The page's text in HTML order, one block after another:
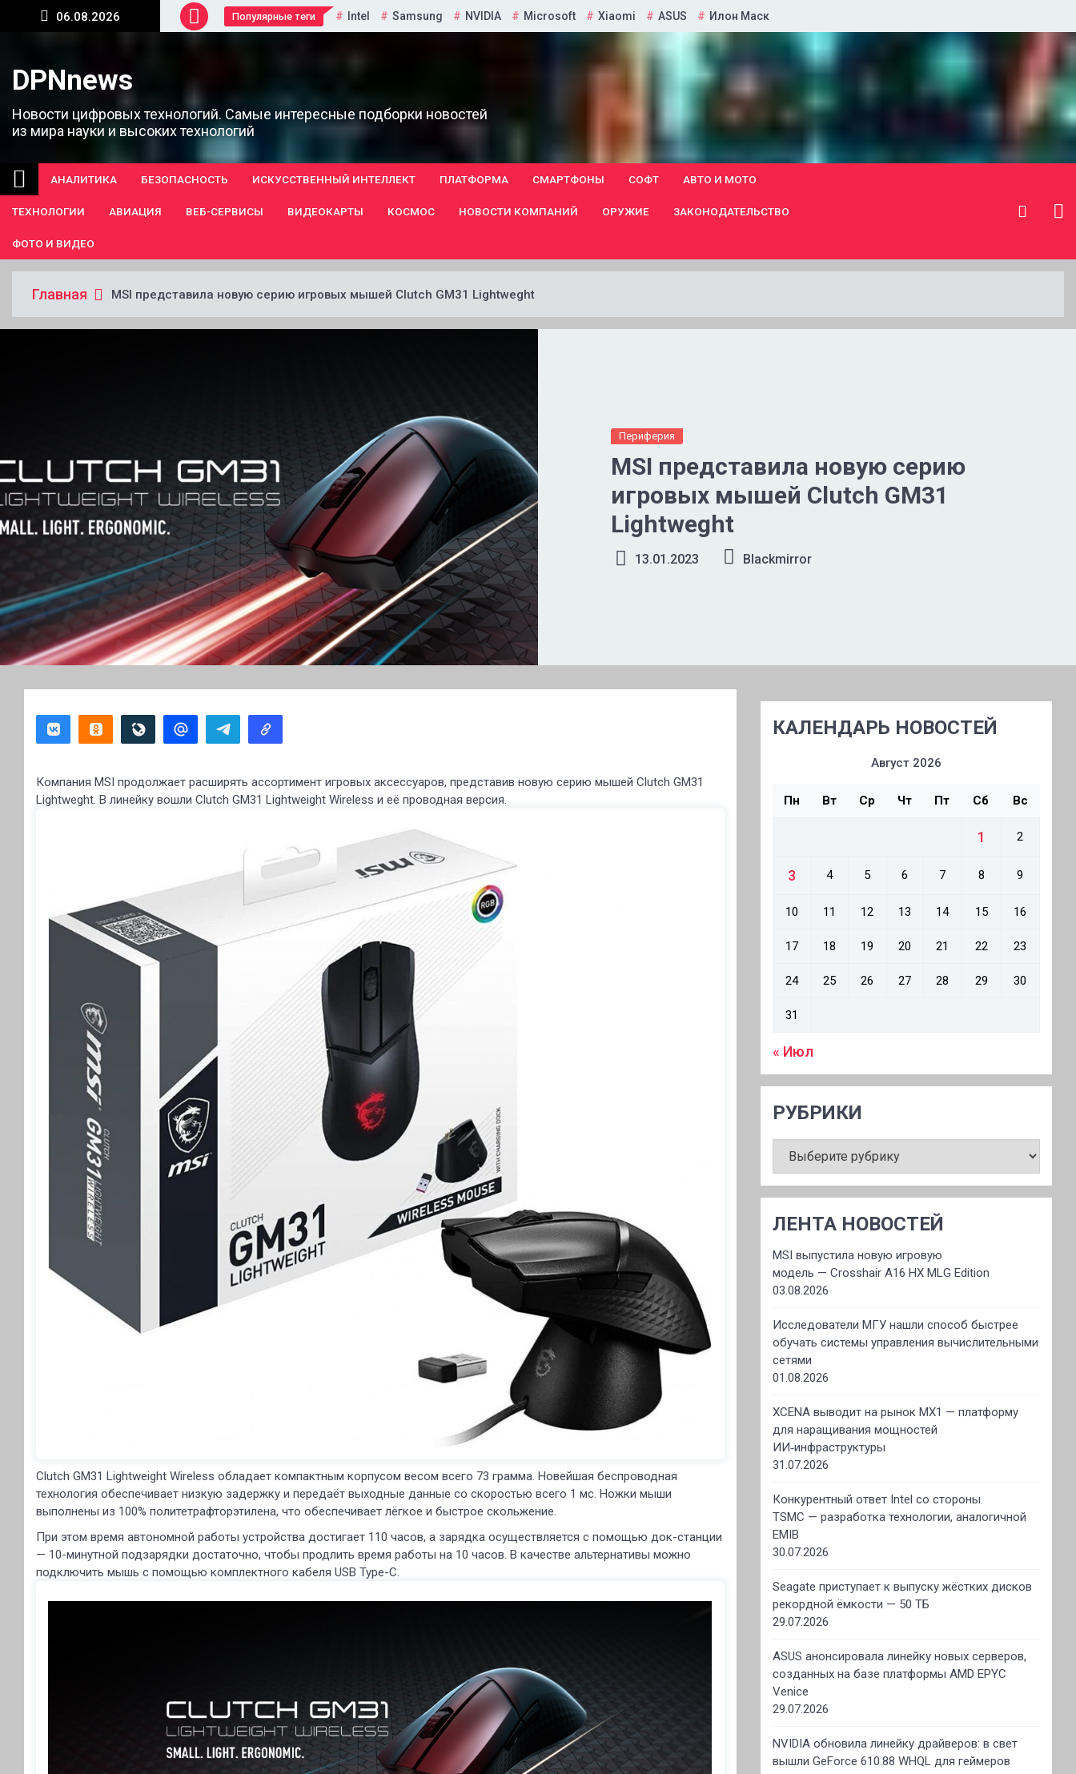
Перейти
06.08.2026 Популярные теги Intel Samsung NVIDIA Microsoft Xiaomi ASUS Илон Маск
DPNnews
Новости цифровых технологий. Самые интересные подборки новостей
из мира науки и высоких технологий
АНАЛИТИКА БЕЗОПАСНОСТЬ ИСКУССТВЕННЫЙ ИНТЕЛЛЕКТ ПЛАТФОРМА СМАРТФОНЫ СОФТ АВТО И МОТО
ТЕХНОЛОГИИ АВИАЦИЯ ВЕБ-СЕРВИСЫ ВИДЕОКАРТЫ КОСМОС НОВОСТИ КОМПАНИЙ ОРУЖИЕ ЗАКОНОДАТЕЛЬСТВО
ФОТО И ВИДЕО
Главная MSI представила новую серию игровых мышей Clutch GM31 Lightweght
Периферия
MSI представила новую серию
игровых мышей Clutch GM31
Lightweght
13.01.2023 Blackmirror
Компания MSI продолжает расширять ассортимент игровых аксессуаров, представив новую серию мышей Clutch GM31
Lightweght. В линейку вошли Clutch GM31 Lightweight Wireless и её проводная версия.
Clutch GM31 Lightweight Wireless обладает компактным корпусом весом всего 73 грамма. Новейшая беспроводная
технология обеспечивает низкую задержку и передаёт выходные данные со скоростью всего 1 мс. Ножки мыши
выполнены из 100% политетрафторэтилена, что обеспечивает лёгкое и быстрое скольжение.
При этом время автономной работы устройства достигает 110 часов, а зарядка осуществляется с помощью док-станции
— 10-минутной подзарядки достаточно, чтобы продлить время работы на 10 часов. В качестве альтернативы можно
подключить мышь с помощью комплектного кабеля USB Type-С.
КАЛЕНДАРЬ НОВОСТЕЙ
Август 2026
Пн Вт Ср Чт Пт Сб Вс
1 2
3 4 5 6 7 8 9
10 11 12 13 14 15 16
17 18 19 20 21 22 23
24 25 26 27 28 29 30
31
« Июл
РУБРИКИ
ЛЕНТА НОВОСТЕЙ
MSI выпустила новую игровую
модель — Crosshair A16 HX MLG Edition
03.08.2026
Исследователи МГУ нашли способ быстрее
обучать системы управления вычислительными
сетями
01.08.2026
XCENA выводит на рынок MX1 — платформу
для наращивания мощностей
ИИ‑инфраструктуры
31.07.2026
Конкурентный ответ Intel со стороны
TSMC — разработка технологии, аналогичной
EMIB
30.07.2026
Seagate приступает к выпуску жёстких дисков
рекордной ёмкости — 50 ТБ
29.07.2026
ASUS анонсировала линейку новых серверов,
созданных на базе платформы AMD EPYC
Venice
29.07.2026
NVIDIA обновила линейку драйверов: в свет
вышли GeForce 610.88 WHQL для геймеров